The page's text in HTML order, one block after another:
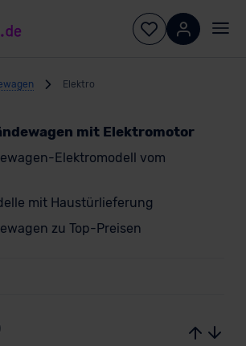
Elektro
mit Elektromotor
Elektromodell vom
mit Haustürlieferung
zu Top-Preisen